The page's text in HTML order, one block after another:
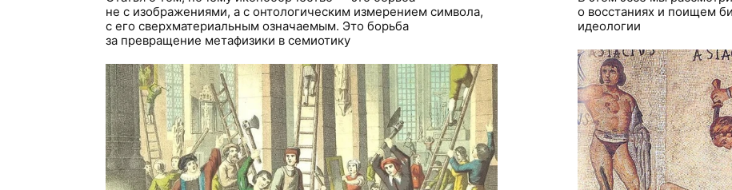
не с изображениями, а с онтологическим измерением символа,
с его сверхматериальным означаемым. Это борьба
за превращение метафизики в семиотику
о восстаниях и поищем
идеологии